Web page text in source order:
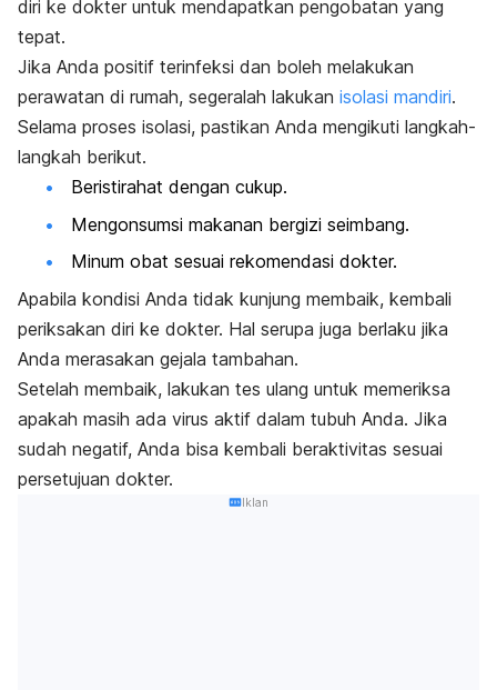
diri ke dokter untuk mendapatkan pengobatan yang
tepat.
Jika Anda positif terinfeksi dan boleh melakukan
perawatan di rumah, segeralah lakukan isolasi mandiri.
Selama proses isolasi, pastikan Anda mengikuti langkah-
langkah berikut.
Beristirahat dengan cukup.
Mengonsumsi makanan bergizi seimbang.
Minum obat sesuai rekomendasi dokter.
Apabila kondisi Anda tidak kunjung membaik, kembali
periksakan diri ke dokter. Hal serupa juga berlaku jika
Anda merasakan gejala tambahan.
Setelah membaik, lakukan tes ulang untuk memeriksa
apakah masih ada virus aktif dalam tubuh Anda. Jika
sudah negatif, Anda bisa kembali beraktivitas sesuai
persetujuan dokter.
Iklan